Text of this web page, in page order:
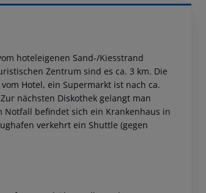
hoteleigenen Sand-/Kiesstrand
Zentrum sind es ca. 3 km. Die
Hotel, ein Supermarkt ist nach ca.
nächsten Diskothek gelangt man
Notfall befindet sich ein Krankenhaus in
verkehrt ein Shuttle (gegen